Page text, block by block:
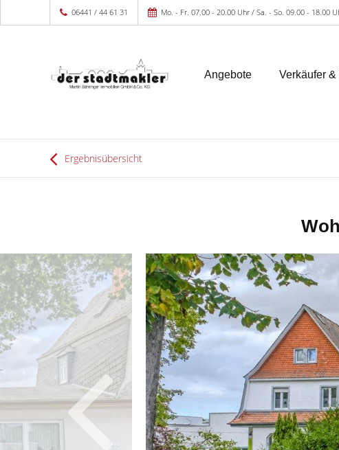
06441 / 44 61 31 Mo. - Fr. 07.00 - 20.00 Uhr / Sa. - So. 09.00 - 18.00
Angebote Verkäufer &
Ergebnisübersicht